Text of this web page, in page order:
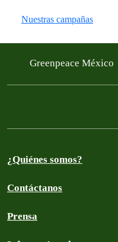
Nuestras campañas
Greenpeace México
¿Quiénes somos?
Contáctanos
Prensa